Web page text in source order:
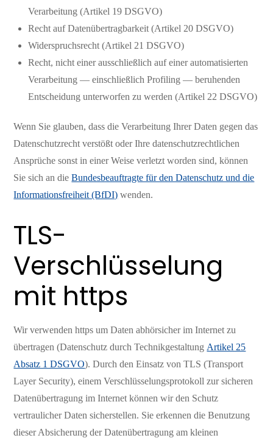
Verarbeitung (Artikel 19 DSGVO)
Recht auf Datenübertragbarkeit (Artikel 20 DSGVO)
Widerspruchsrecht (Artikel 21 DSGVO)
Recht, nicht einer ausschließlich auf einer automatisierten
Verarbeitung — einschließlich Profiling — beruhenden
Entscheidung unterworfen zu werden (Artikel 22 DSGVO)
Wenn Sie glauben, dass die Verarbeitung Ihrer Daten gegen das
Datenschutzrecht verstößt oder Ihre datenschutzrechtlichen
Ansprüche sonst in einer Weise verletzt worden sind, können
Sie sich an dieBundesbeauftragte für den Datenschutz und die
Informationsfreiheit (BfDI) wenden.
TLS-
Verschlüsselung
mit https
Wir verwenden https um Daten abhörsicher im Internet zu
übertragen (Datenschutz durch Technikgestaltung Artikel 25
Absatz 1 DSGVO). Durch den Einsatz von TLS (Transport
Layer Security), einem Verschlüsselungsprotokoll zur sicheren
Datenübertragung im Internet können wir den Schutz
vertraulicher Daten sicherstellen. Sie erkennen die Benutzung
dieser Absicherung der Datenübertragung am kleinen